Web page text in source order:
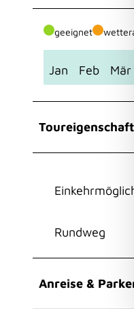
geeignet
Jan Feb Mär
Rundweg
Anreise &